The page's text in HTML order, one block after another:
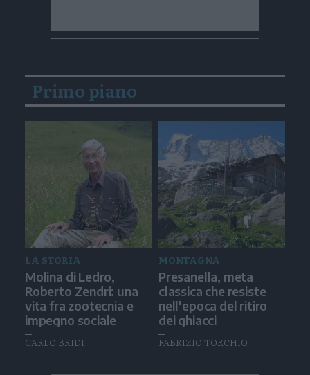
Primo piano
LA STORIA
Molina di Ledro,
Roberto Zendri: una
vita fra zootecnia e
impegno sociale
CARLO BRIDI
MONTAGNA
Presanella, meta
classica che resiste
nell'epoca del ritiro
dei ghiacci
FABRIZIO TORCHIO